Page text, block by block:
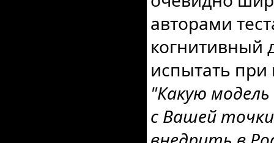
авторами
когнитивный
испытать при
"Какую
с Вашей